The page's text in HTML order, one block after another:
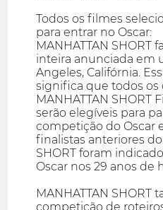
Todos os filmes
para entrar no Oscar:
MANHATTAN SHORT
inteira anunciada em
Angeles, Califórnia.
significa que todos os
MANHATTAN SHORT
serão elegíveis para
competição do Oscar
finalistas anteriores do
SHORT foram
Oscar nos 29 anos de
MANHATTAN SHORT
competição de